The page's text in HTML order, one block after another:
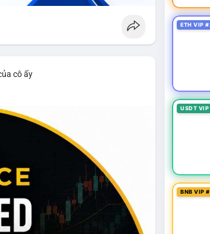
cô ấy
ETH VIP
USDT
BNB VIP